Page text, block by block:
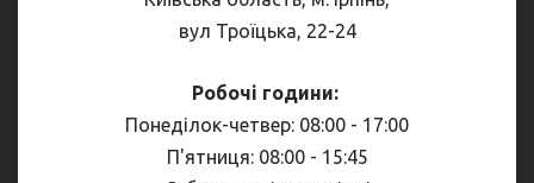
вул Троїцька, 22-24
Робочі години:
Понеділок-четвер: 08:00 - 17:00
П'ятниця: 08:00 - 15:45